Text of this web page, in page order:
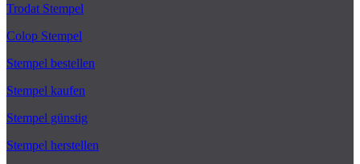
Trodat Stempel
Colop Stempel
Stempel bestellen
Stempel kaufen
Stempel günstig
Stempel herstellen